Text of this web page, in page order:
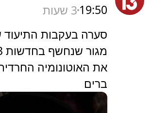
19:50 3 שעות
סערה בעקבות
את האוטונומיה
ברים